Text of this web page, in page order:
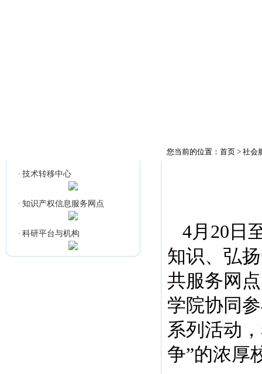
· 技术转移中心
· 知识产权信息服务网点
· 科研平台与机构
您当前的位置： 首页 > 社会
4月20日
知识、弘
共服务网
学院协同
系列活动
争”的浓厚